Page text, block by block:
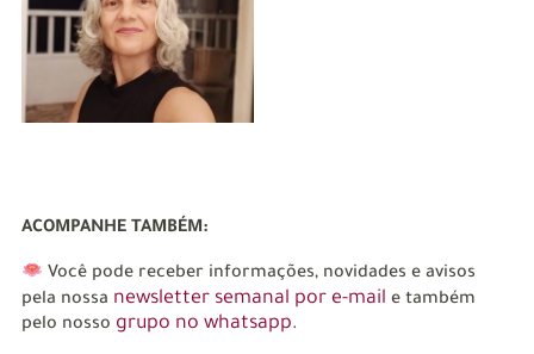
ACOMPANHE TAMBÉM:
Você pode receber informações, novidades e avisos
pela nossa newsletter semanal por e-mail e também
pelo nosso grupo no whatsapp.